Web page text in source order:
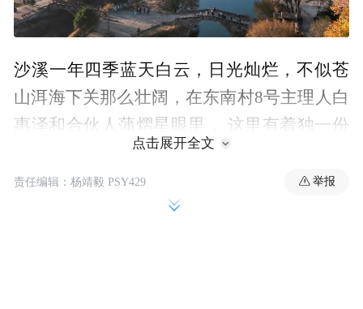
沙溪一年四季蓝天白云，日光灿烂，不似苍
山洱海下关那么壮阔，在东南村8号主理人白
惠泽和合伙人蒲熠星眼里， 这里有着独一份
的古桥农田，简单的人际关系，一切都温柔
而轻盈。新年伊始，在或平淡或激烈的人生
行旅中，我们依旧盼望着与知交友人在一方
点击展开全文
责任编辑：杨靖毅 PSY429 举报